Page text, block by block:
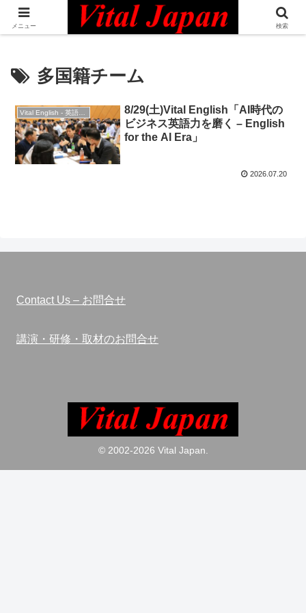
日本最大級の英語コミュニティ・Bilingual Professionals Network
多国籍チーム
Vital English - 英語勉強会
8/29(土)Vital English「AI時代の
ビジネス英語力を磨く – English
for the AI Era」
2026.07.20
Contact Us – お問合せ
講演・研修・取材のお問合せ
© 2002-2026 Vital Japan.
メニュー 検索